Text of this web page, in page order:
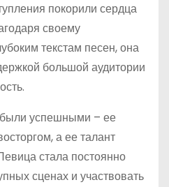
покорили сердца
своему
текстам песен, она
большой аудитории
успешными – ее
а ее талант
стала постоянно
сценах и участвовать